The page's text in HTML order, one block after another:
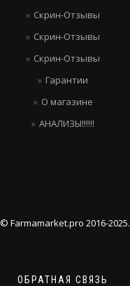
Скрин-Отзывы
Скрин-Отзывы
Скрин-Отзывы
Гарантии
О магазине
АНАЛИЗЫ!!!!!!
© Farmamarket.pro 2016-2025.
ОБРАТНАЯ СВЯЗЬ